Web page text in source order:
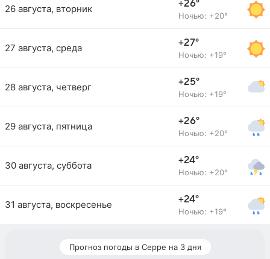
26 августа, вторник +26°
Ночью: +20°
27 августа, среда +27°
Ночью: +19°
28 августа, четверг +25°
Ночью: +19°
29 августа, пятница +26°
Ночью: +20°
30 августа, суббота +24°
Ночью: +20°
31 августа, воскресенье +24°
Ночью: +19°
Прогноз погоды в Серре на 3 дня